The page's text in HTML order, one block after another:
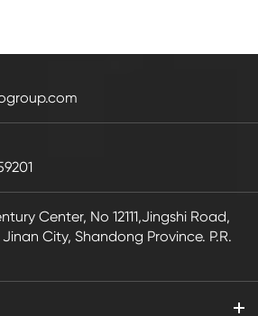
Center, No 12111,Jingshi Road,
City, Shandong Province. P.R.